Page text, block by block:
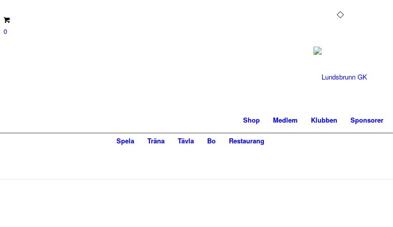
0
Shop Medlem Klubben Sponsorer
Spela Träna Tävla Bo Restaurang